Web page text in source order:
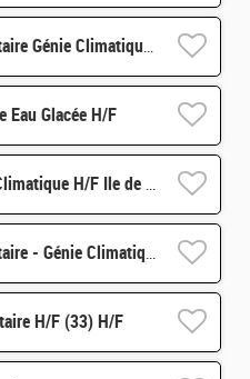
Technico-commercial Sédentaire Génie Climatique f/h Hangenbieten
Eau Glacée H/F
Prescripteur Tertiaire Génie Climatique H/F Ile de France
Technico-commercial Sédentaire - Génie Climatique f/h Alternance - 67
H/F (33) H/F